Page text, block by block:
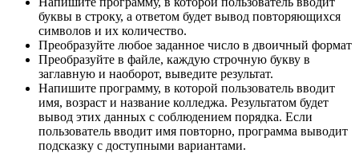
буквы в строку, а ответом будет вывод повторяющихся
символов и их количество.
Преобразуйте любое заданное число в двоичный формат
Преобразуйте в файле, каждую строчную букву в
заглавную и наоборот, выведите результат.
Напишите программу, в которой пользователь вводит
имя, возраст и название колледжа. Результатом будет
вывод этих данных с соблюдением порядка. Если
пользователь вводит имя повторно, программа выводит
подсказку с доступными вариантами.